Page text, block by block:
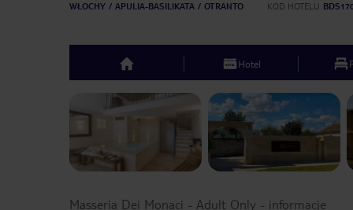
WŁOCHY APULIA-BASILIKATA OTRANTO KOD HOTELU
top Hotel
Previous slide
Masseria Dei Monaci - Adult Only - informacje